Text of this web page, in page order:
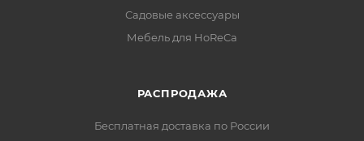
Садовые аксессуары
Мебель для HoReCa
РАСПРОДАЖА
Бесплатная доставка по России